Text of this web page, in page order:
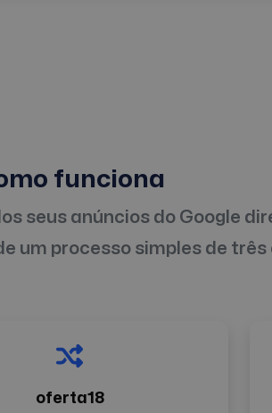
funciona
seus anúncios do Google
um processo simples de três
oferta18